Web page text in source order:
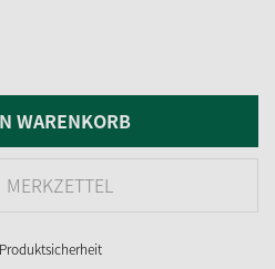
WARENKORB
MERKZETTEL
Produktsicherheit